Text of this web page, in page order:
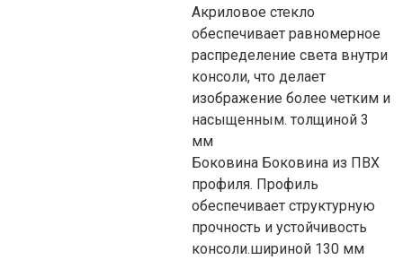
Акриловое стекло
обеспечивает равномерное
распределение света внутри
консоли, что делает
изображение более четким и
насыщенным. толщиной 3
мм
Боковина Боковина из ПВХ
профиля. Профиль
обеспечивает структурную
прочность и устойчивость
консоли.шириной 130 мм